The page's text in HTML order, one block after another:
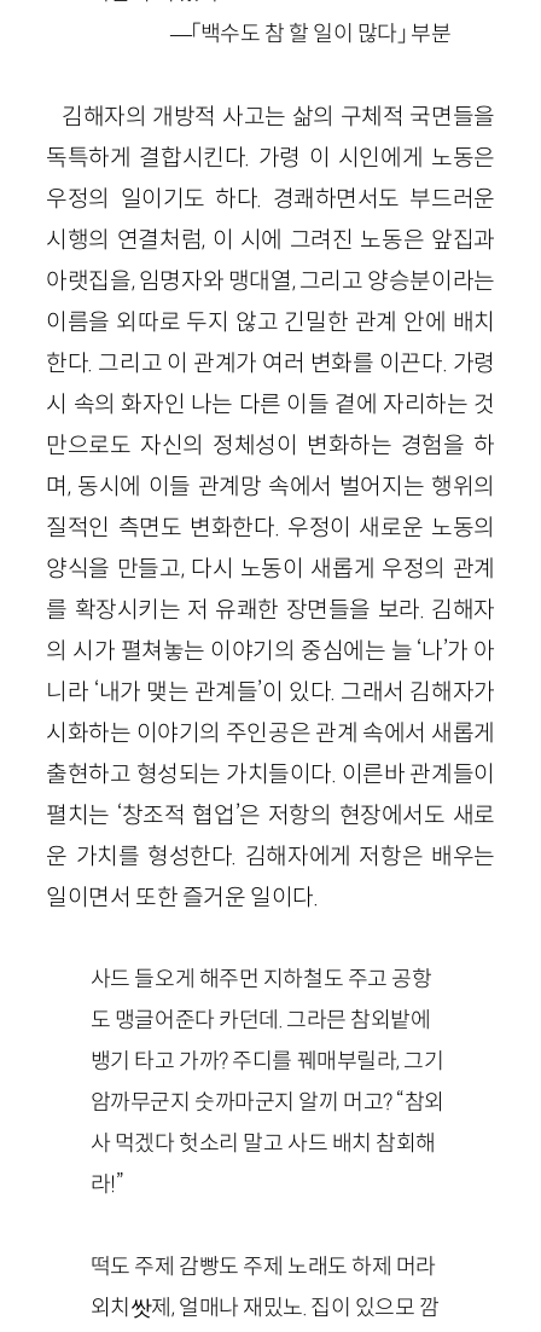
—「백수도 참 할 일이 많다」 부분
김해자의 개방적 사고는 삶의 구체적 국면들을
독특하게 결합시킨다. 가령 이 시인에게 노동은
우정의 일이기도 하다. 경쾌하면서도 부드러운
시행의 연결처럼, 이 시에 그려진 노동은 앞집과
아랫집을, 임명자와 맹대열, 그리고 양승분이라는
이름을 외따로 두지 않고 긴밀한 관계 안에 배치
한다. 그리고 이 관계가 여러 변화를 이끈다. 가령
시 속의 화자인 나는 다른 이들 곁에 자리하는 것
만으로도 자신의 정체성이 변화하는 경험을 하
며, 동시에 이들 관계망 속에서 벌어지는 행위의
질적인 측면도 변화한다. 우정이 새로운 노동의
양식을 만들고, 다시 노동이 새롭게 우정의 관계
를 확장시키는 저 유쾌한 장면들을 보라. 김해자
의 시가 펼쳐놓는 이야기의 중심에는 늘 ‘나’가 아
니라 ‘내가 맺는 관계들’이 있다. 그래서 김해자가
시화하는 이야기의 주인공은 관계 속에서 새롭게
출현하고 형성되는 가치들이다. 이른바 관계들이
펼치는 ‘창조적 협업’은 저항의 현장에서도 새로
운 가치를 형성한다. 김해자에게 저항은 배우는
일이면서 또한 즐거운 일이다.
사드 들오게 해주먼 지하철도 주고 공항
도 맹글어준다 카던데. 그라믄 참외밭에
뱅기 타고 가까? 주디를 꿰매부릴라, 그기
암까무군지 숫까마군지 알끼 머고? “참외
사 먹겠다 헛소리 말고 사드 배치 참회해
라!”
떡도 주제 감빵도 주제 노래도 하제 머라
외치쌋제, 얼매나 재밌노. 집이 있으모 깜